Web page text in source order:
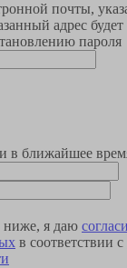
почты,
адрес будет
пароля
в ближайшее
ниже, я даю
в соответствии с